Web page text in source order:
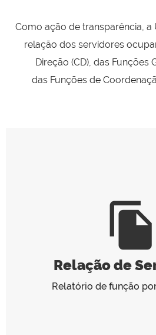
Como ação de transparência, a
relação dos servidores
Direção (CD), das Funções
das Funções de
file_copy
Relação de
Relatório de função